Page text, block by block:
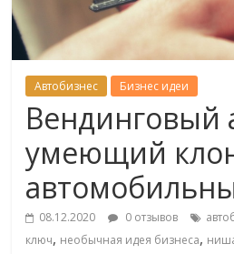
Автобизнес Бизнес идеи
Вендинговый
умеющий
08.12.2020 0 отзывов
ключ, необычная идея бизнеса,